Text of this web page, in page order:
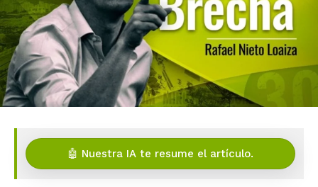
🤖 Nuestra IA te resume el artículo.